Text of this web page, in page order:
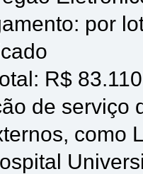
por
R$
de serviço
como